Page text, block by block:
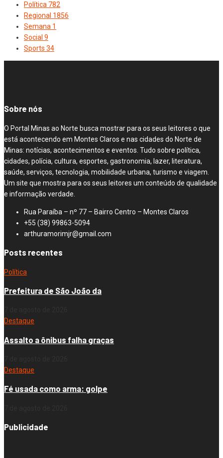
Política 782
Regional 1856
Semana 1
Social 9
Sports 34
Sobre nós
O Portal Minas ao Norte busca mostrar para os seus leitores o que
está acontecendo em Montes Claros e nas cidades do Norte de
Minas: notícias, acontecimentos e eventos. Tudo sobre política,
cidades, polícia, cultura, esportes, gastronomia, lazer, literatura,
saúde, serviços, tecnologia, mobilidade urbana, turismo e viagem.
Um site que mostra para os seus leitores um conteúdo de qualidade
e informação verdade.
Rua Paraíba – nº 77 – Bairro Centro – Montes Claros
+55 (38) 99863-5094
arthuramorimjr@gmail.com
Posts recentes
Política
Prefeitura de São João da
Destaque
Assalto a ônibus falha graças
Destaque
Fé usada como arma: golpe
Publicidade